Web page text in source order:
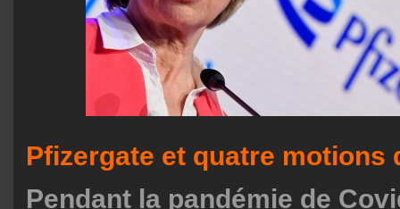
Pfizergate et quatre motions
Pendant la pandémie de